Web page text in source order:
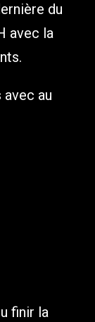
du
avec la
avec au
finir la